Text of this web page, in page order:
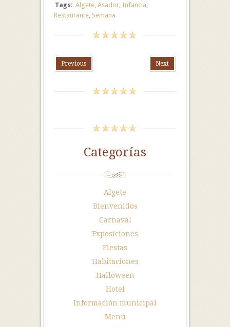
Tags: Algete Asador Infancia
Restaurante Semana
Previous Next
Categorías
Algete
Bienvenidos
Carnaval
Exposiciones
Fiestas
Habitaciones
Halloween
Hotel
Información municipal
Menú